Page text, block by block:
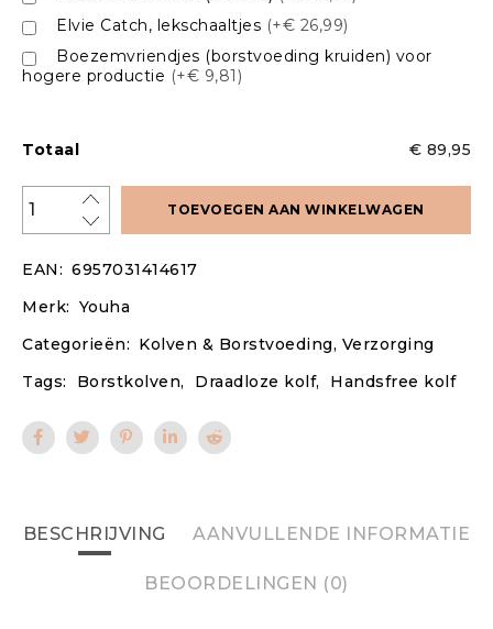
Elvie Catch, lekschaaltjes (+€ 26,99)
Boezemvriendjes (borstvoeding kruiden) voor
hogere productie (+€ 9,81)
Totaal € 89,95
TOEVOEGEN AAN WINKELWAGEN
EAN: 6957031414617
Merk: Youha
Categorieën: Kolven & Borstvoeding, Verzorging
Tags:
Borstkolven, Draadloze kolf, Handsfree kolf
BESCHRIJVING AANVULLENDE INFORMATIE
BEOORDELINGEN (0)